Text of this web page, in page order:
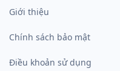
Giới thiệu
Chính sách bảo mật
Điều khoản sử dụng